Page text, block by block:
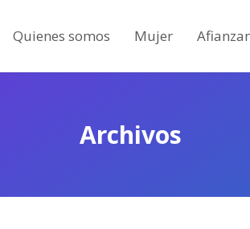
Quienes somos Mujer
Archivos